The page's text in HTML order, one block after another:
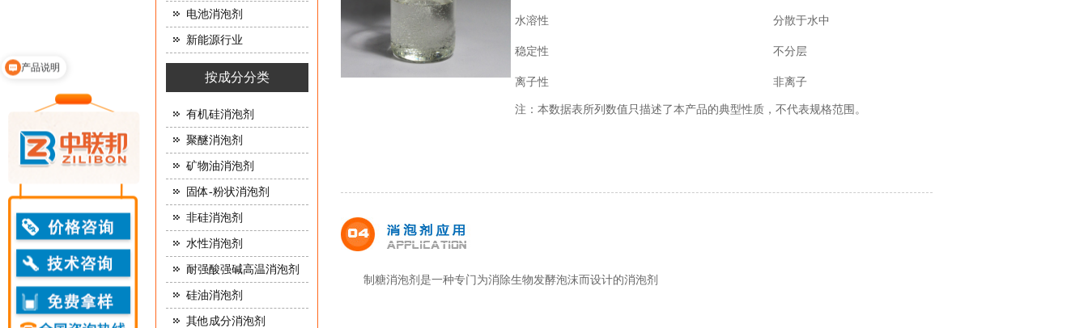
电池消泡剂
新能源行业
按成分分类
有机硅消泡剂
聚醚消泡剂
矿物油消泡剂
固体-粉状消泡剂
非硅消泡剂
水性消泡剂
耐强酸强碱高温消泡剂
硅油消泡剂
其他成分消泡剂
水溶性 分散于水中
稳定性 不分层
离子性 非离子
注：本数据表所列数值只描述了本产品的典型性质，不代表规格范围。
制糖消泡剂是一种专门为消除生物发酵泡沫而设计的消泡剂
产品说明